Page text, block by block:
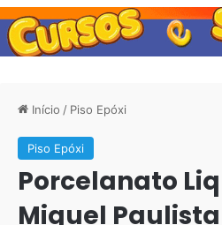
Início / Piso Epóxi
Piso Epóxi
Porcelanato
Miguel Paulista